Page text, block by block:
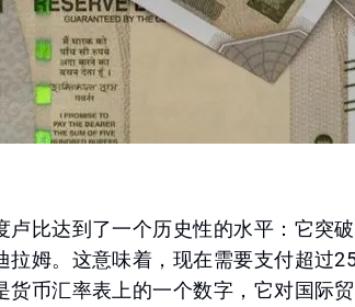
卢比达到了一个历史性的水平：它突
拉姆。这意味着，现在需要支付超过
货币汇率表上的一个数字，它对国际